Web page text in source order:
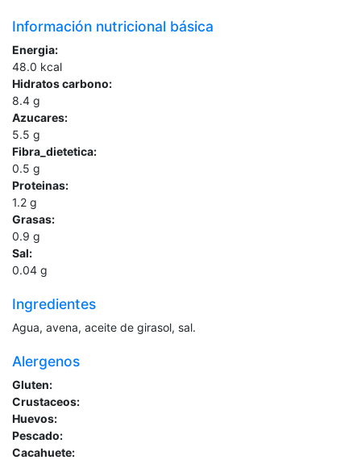
Información nutricional básica
Energia:
48.0 kcal
Hidratos carbono:
8.4 g
Azucares:
5.5 g
Fibra_dietetica:
0.5 g
Proteinas:
1.2 g
Grasas:
0.9 g
Sal:
0.04 g
Ingredientes
Agua, avena, aceite de girasol, sal.
Alergenos
Gluten:
Crustaceos:
Huevos:
Pescado:
Cacahuete: